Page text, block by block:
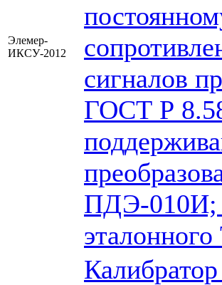
Элемер-
ИКСУ-2012
сигналов
ГОСТ Р
ПДЭ-010И;